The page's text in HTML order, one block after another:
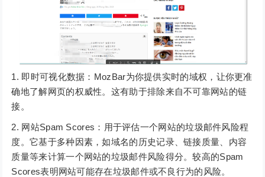
即时可视化数据：MozBar为你提供实时的域权，让你更准
确地了解网页的权威性。这有助于排除来自不可靠网站的链
接。
网站Spam Scores：用于评估一个网站的垃圾邮件风险程
度。它基于多种因素，如域名的历史记录、链接质量、内容
质量等来计算一个网站的垃圾邮件风险得分。较高的Spam
Scores表明网站可能存在垃圾邮件或不良行为的风险。